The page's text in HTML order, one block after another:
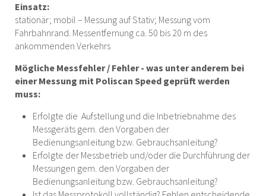
Einsatz:
stationär; mobil – Messung auf Stativ; Messung vom
Fahrbahnrand. Messentfernung ca. 50 bis 20 m des
ankommenden Verkehrs
Mögliche Messfehler / Fehler - was unter anderem bei
einer Messung mit Poliscan Speed geprüft werden
muss:
Erfolgte die Aufstellung und die Inbetriebnahme des
Messgeräts gem. den Vorgaben der
Bedienungsanleitung bzw. Gebrauchsanleitung?
Erfolgte der Messbetrieb und/oder die Durchführung der
Messungen gem. den Vorgaben der
Bedienungsanleitung bzw. Gebrauchsanleitung?